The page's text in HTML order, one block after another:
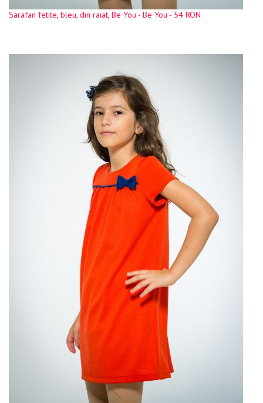
Sarafan fetite, bleu, din raiat, Be You - Be You - 54 RON